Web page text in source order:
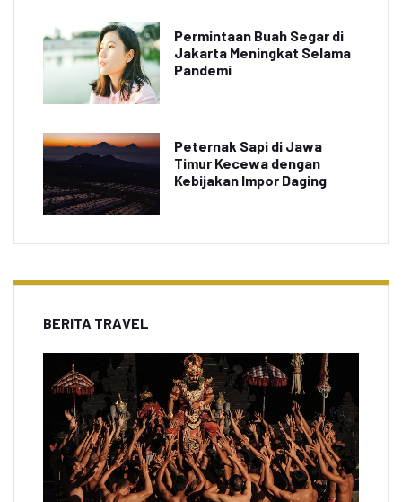
Permintaan Buah Segar di
Jakarta Meningkat Selama
Pandemi
Peternak Sapi di Jawa
Timur Kecewa dengan
Kebijakan Impor Daging
BERITA TRAVEL